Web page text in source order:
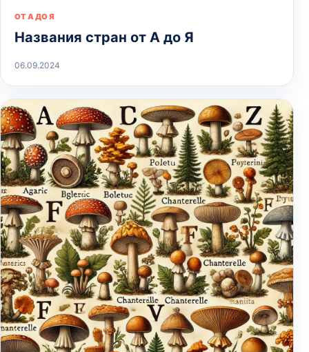
ОТ А ДО Я
Названия стран от А до Я
06.09.2024